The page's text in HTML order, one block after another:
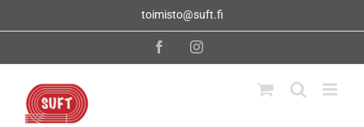
toimisto@suft.fi
FacebookInstagram